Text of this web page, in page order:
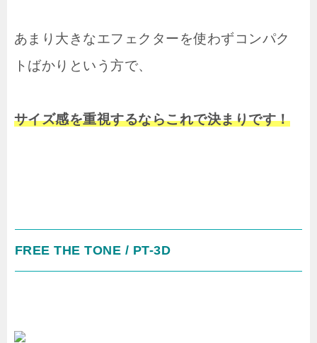
あまり大きなエフェクターを使わずコンパク
トばかりという方で、
サイズ感を重視するならこれで決まりです！
FREE THE TONE / PT-3D